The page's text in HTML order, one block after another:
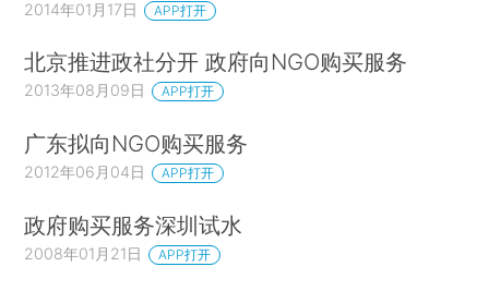
2014年01月17日 APP打开
北京推进政社分开 政府向NGO购买服务
2013年08月09日 APP打开
广东拟向NGO购买服务
2012年06月04日 APP打开
政府购买服务深圳试水
2008年01月21日 APP打开